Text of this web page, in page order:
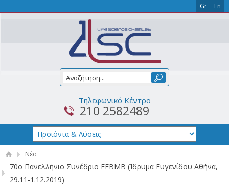
Gr En
Τηλεφωνικό Κέντρο
210 2582489
Νέα
70o Πανελλήνιο Συνέδριο ΕΕΒΜΒ (Ίδρυμα Ευγενίδου Αθήνα,
29.11-1.12.2019)